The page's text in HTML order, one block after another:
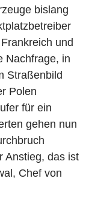
bislang
und
Nachfrage, in
Straßenbild
Polen
für ein
gehen nun
Anstieg, das ist
Chef von